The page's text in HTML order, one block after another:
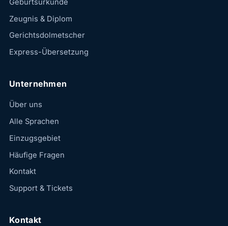
Geburtsurkunde
Zeugnis & Diplom
Gerichtsdolmetscher
Express-Übersetzung
Unternehmen
Über uns
Alle Sprachen
Einzugsgebiet
Häufige Fragen
Kontakt
Support & Tickets
Kontakt